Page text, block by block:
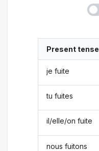
Present tense
je fuite
tu fuites
il/elle/on fuite
nous fuitons